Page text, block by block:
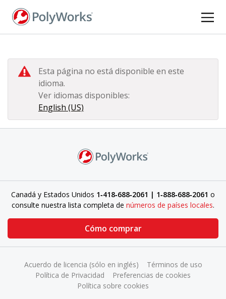
Pasar
Esta página no está disponible en este
idioma.
Ver idiomas disponibles:
English (US)
Canadá y Estados Unidos 1‑418‑688‑2061 | 1‑888‑688‑2061 o
consulte nuestra lista completa de números de países locales.
Cómo comprar
Acuerdo de licencia (sólo en inglés)
Términos de uso
Política de Privacidad
Preferencias de cookies
Política sobre cookies